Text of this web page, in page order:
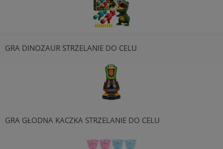
GRA DINOZAUR STRZELANIE DO CELU
GRA GŁODNA KACZKA STRZELANIE DO CELU